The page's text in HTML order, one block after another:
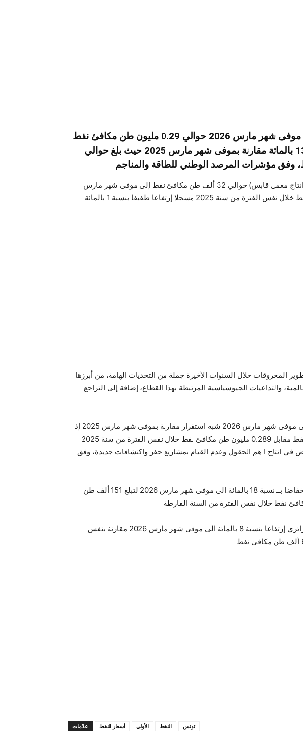
إلى موفى شهر مارس 2026 حوالي 0.29 مليون طن مكافئ نفط
مسجلا بذلك انخفاضا بنسبة 13 بالمائة مقارنة بموفى شهر مارس 2025 حيث بلغ حوالي
وبلغ إنتاج سوائل الغاز (بما في ذلك انتاج معمل قابس) حوالي 32 ألف طن مكافئ نفط إلى موفى شهر مارس
المحروقات خلال السنوات الأخيرة جملة من التحديات الهامة، من أبرزها
والتداعيات الجيوسياسية المرتبطة بهذا القطاع، إضافة إلى التراجع
وسجل انتاج الغاز التجاري الجاف إلى موفى شهر مارس 2026 شبه استقرار مقارنة بموفى شهر مارس 2025 إذ
بلغ حوالي 0.29 مليون طن مكافئ نفط مقابل 0.289 مليون طن مكافئ نفط خلال نفس الفترة من سنة 2025
في انتاج ا هم الحقول وعدم القيام بمشاريع حفر واكتشافات جديدة، وفق
كما شهدت كميات الاتاوة الجملي انخفاضا بــ نسبة 18 بالمائة الى موفى شهر مارس 2026 لتبلغ 151 ألف طن
فيما شهدت الشراءات من الغاز الجزائري إرتفاعا بنسبة 8 بالمائة الى موفى شهر مارس 2026 مقارنة بنفس
علامات أسعار النفط الأولى النفط تونس